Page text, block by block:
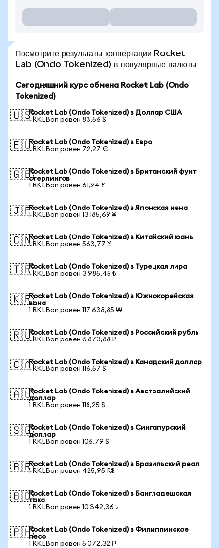
Посмотрите результаты конвертации Rocket
Lab (Ondo Tokenized) в популярные валюты
Сегодняшний курс обмена Rocket Lab (Ondo
Tokenized)
🇺🇸Rocket Lab (Ondo Tokenized) в Доллар США
1 RKLBon равен 83,56 $
🇪🇺Rocket Lab (Ondo Tokenized) в Евро
1 RKLBon равен 72,27 €
🇬🇧Rocket Lab (Ondo Tokenized) в Британский фунт
стерлингов
1 RKLBon равен 61,94 £
🇯🇵Rocket Lab (Ondo Tokenized) в Японская иена
1 RKLBon равен 13 185,69 ¥
🇨🇳Rocket Lab (Ondo Tokenized) в Китайский юань
1 RKLBon равен 563,77 ¥
🇹🇷Rocket Lab (Ondo Tokenized) в Турецкая лира
1 RKLBon равен 3 985,45 ₺
🇰🇷Rocket Lab (Ondo Tokenized) в Южнокорейская
вона
1 RKLBon равен 117 638,85 ₩
🇷🇺Rocket Lab (Ondo Tokenized) в Российский рубль
1 RKLBon равен 6 873,88 ₽
🇨🇦Rocket Lab (Ondo Tokenized) в Канадский доллар
1 RKLBon равен 116,57 $
🇦🇺Rocket Lab (Ondo Tokenized) в Австралийский
доллар
1 RKLBon равен 118,25 $
🇸🇬Rocket Lab (Ondo Tokenized) в Сингапурский
доллар
1 RKLBon равен 106,79 $
🇧🇷Rocket Lab (Ondo Tokenized) в Бразильский реал
1 RKLBon равен 425,95 R$
🇧🇩Rocket Lab (Ondo Tokenized) в Бангладешская
така
1 RKLBon равен 10 342,36 ৳
🇵🇭Rocket Lab (Ondo Tokenized) в Филиппинское
песо
1 RKLBon равен 5 072,32 ₱